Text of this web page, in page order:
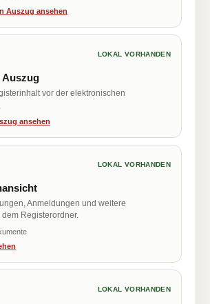
Auszug ansehen
LOKAL VORHANDEN
Auszug
vor der elektronischen
ansehen
LOKAL VORHANDEN
Anmeldungen und weitere
Registerordner.
LOKAL VORHANDEN